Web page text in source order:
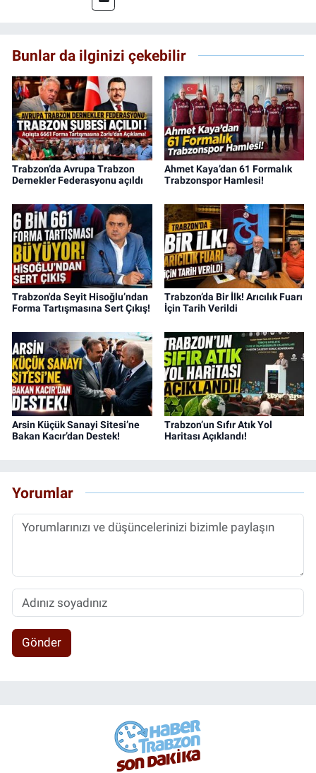
Bunlar da ilginizi çekebilir
Trabzon’da Avrupa Trabzon
Dernekler Federasyonu açıldı
Ahmet Kaya’dan 61 Formalık
Trabzonspor Hamlesi!
Trabzon'da Seyit Hisoğlu’ndan
Forma Tartışmasına Sert Çıkış!
Trabzon’da Bir İlk! Arıcılık Fuarı
İçin Tarih Verildi
Arsin Küçük Sanayi Sitesi’ne
Bakan Kacır’dan Destek!
Trabzon’un Sıfır Atık Yol
Haritası Açıklandı!
Yorumlar
Gönder